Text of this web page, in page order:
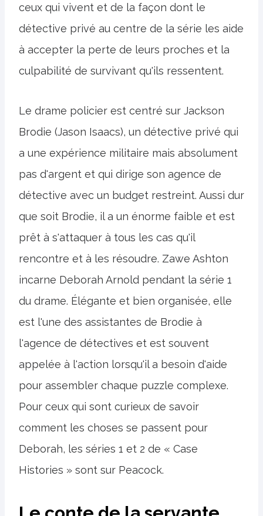
ceux qui vivent et de la façon dont le
détective privé au centre de la série les aide
à accepter la perte de leurs proches et la
culpabilité de survivant qu'ils ressentent.
Le drame policier est centré sur Jackson
Brodie (Jason Isaacs), un détective privé qui
a une expérience militaire mais absolument
pas d'argent et qui dirige son agence de
détective avec un budget restreint. Aussi dur
que soit Brodie, il a un énorme faible et est
prêt à s'attaquer à tous les cas qu'il
rencontre et à les résoudre. Zawe Ashton
incarne Deborah Arnold pendant la série 1
du drame. Élégante et bien organisée, elle
est l'une des assistantes de Brodie à
l'agence de détectives et est souvent
appelée à l'action lorsqu'il a besoin d'aide
pour assembler chaque puzzle complexe.
Pour ceux qui sont curieux de savoir
comment les choses se passent pour
Deborah, les séries 1 et 2 de « Case
Histories » sont sur Peacock.